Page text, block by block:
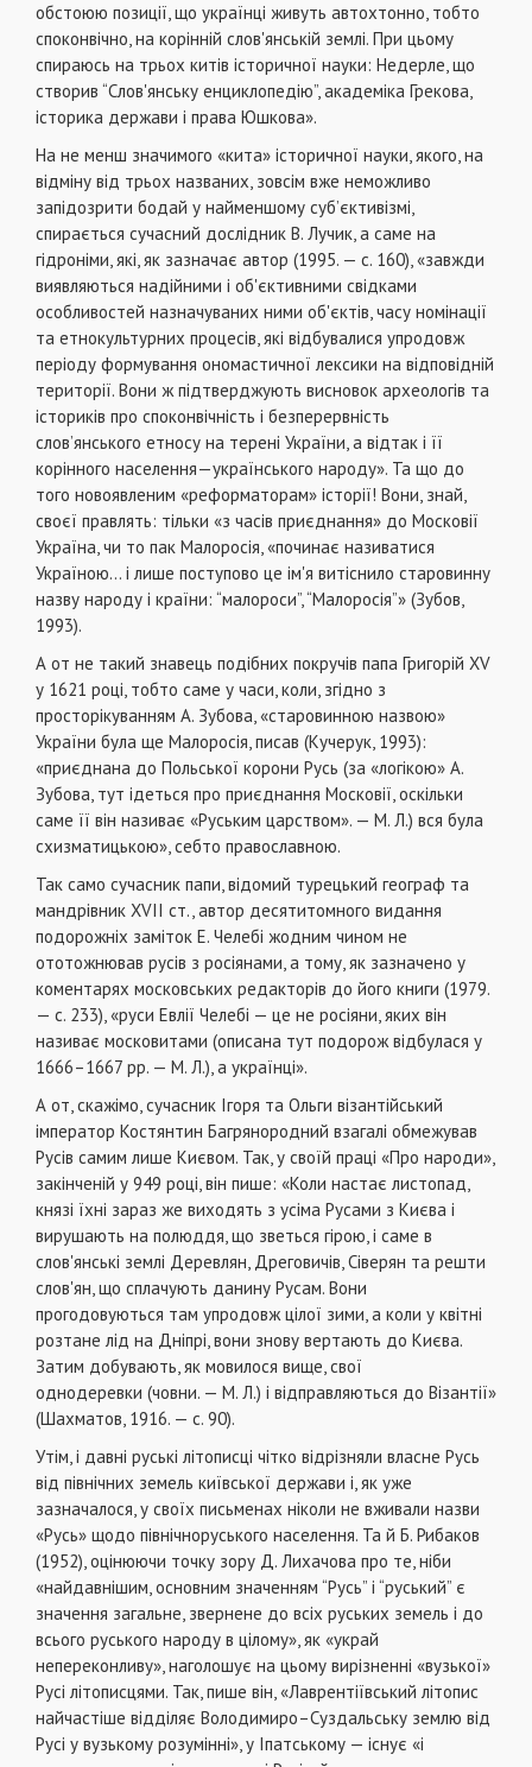
обстоюю позиції, що українці живуть автохтонно, тобто
споконвічно, на корінній слов'янській землі. При цьому
спираюсь на трьох китів історичної науки: Недерле, що
створив “Слов'янську енциклопедію”, академіка Грекова,
історика держави і права Юшкова».
На не менш значимого «кита» історичної науки, якого, на
відміну від трьох названих, зовсім вже неможливо
запідозрити бодай у найменшому суб’єктивізмі,
спирається сучасний дослідник В. Лучик, а саме на
гідроніми, які, як зазначає автор (1995. — с. 160), «завжди
виявляються надійними і об'єктивними свідками
особливостей назначуваних ними об'єктів, часу номінації
та етнокультурних процесів, які відбувалися упродовж
періоду формування ономастичної лексики на відповідній
території. Вони ж підтверджують висновок археологів та
істориків про споконвічність і безперервність
слов’янського етносу на терені України, а відтак і її
корінного населення—українського народу». Та що до
того новоявленим «реформаторам» історії! Вони, знай,
своєї правлять: тільки «з часів приєднання» до Московії
Україна, чи то пак Малоросія, «починає називатися
Україною... і лише поступово це ім'я витіснило старовинну
назву народу і країни: “малороси”, “Малоросія”» (Зубов,
1993).
А от не такий знавець подібних покручів папа Григорій XV
у 1621 році, тобто саме у часи, коли, згідно з
просторікуванням А. Зубова, «старовинною назвою»
України була ще Малоросія, писав (Кучерук, 1993):
«приєднана до Польської корони Русь (за «логікою» А.
Зубова, тут ідеться про приєднання Московії, оскільки
саме її він називає «Руським царством». — М. Л.) вся була
схизматицькою», себто православною.
Так само сучасник папи, відомий турецький географ та
мандрівник XVII ст., автор десятитомного видання
подорожніх заміток Е. Челебі жодним чином не
ототожнював русів з росіянами, а тому, як зазначено у
коментарях московських редакторів до його книги (1979.
— с. 233), «руси Евлії Челебі — це не росіяни, яких він
називає московитами (описана тут подорож відбулася у
1666–1667 рр. — М. Л.), а українці».
А от, скажімо, сучасник Ігоря та Ольги візантійський
імператор Костянтин Багрянородний взагалі обмежував
Русів самим лише Києвом. Так, у своїй праці «Про народи»,
закінченій у 949 році, він пише: «Коли настає листопад,
князі їхні зараз же виходять з усіма Русами з Києва і
вирушають на полюддя, що зветься гірою, і саме в
слов'янські землі Деревлян, Дреговичів, Сіверян та решти
слов'ян, що сплачують данину Русам. Вони
прогодовуються там упродовж цілої зими, а коли у квітні
розтане лід на Дніпрі, вони знову вертають до Києва.
Затим добувають, як мовилося вище, свої
однодеревки (човни. — М. Л.) і відправляються до Візантії»
(Шахматов, 1916. — с. 90).
Утім, і давні руські літописці чітко відрізняли власне Русь
від північних земель київської держави і, як уже
зазначалося, у своїх письменах ніколи не вживали назви
«Русь» щодо північноруського населення. Та й Б. Рибаков
(1952), оцінюючи точку зору Д. Лихачова про те, ніби
«найдавнішим, основним значенням “Русь” і “руський” є
значення загальне, звернене до всіх руських земель і до
всього руського народу в цілому», як «украй
непереконливу», наголошує на цьому вирізненні «вузької»
Русі літописцями. Так, пише він, «Лаврентіївський літопис
найчастіше відділяє Володимиро–Суздальську землю від
Русі у вузькому розумінні», у Іпатському — існує «і